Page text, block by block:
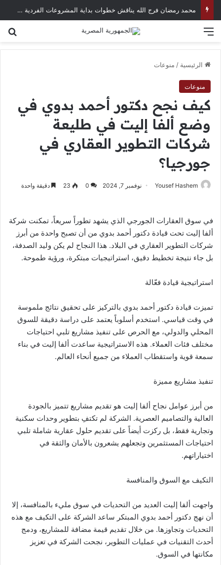
محمد رمضان فرج الله يناقش خطوات بداية المشروعات الفردية في العصر الرقمي
الرئيسية / منوعات
منوعات
كيف نجح دكتور أحمد بدوي في
وضع ألفا إليت في طليعة
شركات التطوير العقاري في
جورجيا؟
Yousef Hashem نوفمبر 7, 2024 0
23 دقيقة واحدة
في سوق العقارات الجورجي الذي يشهد تطوراً سريعاً، تمكنت شركة
ألفا إليت تحت قيادة دكتور أحمد بدوي من أن تصبح واحدة من أبرز
شركات التطوير العقاري في البلاد. هذا النجاح لم يكن وليد الصدفة،
بل جاء نتيجة تخطيط دقيق، استراتيجيات مبتكرة، ورؤية طموحة.
استراتيجية قيادة فعّالة
تميزت قيادة دكتور أحمد بدوي بالتركيز على تحقيق نتائج ملموسة
في وقت قياسي. استخدم أسلوباً يعتمد على دراسة دقيقة للسوق
المحلي والدولي، مع الحرص على تنفيذ مشاريع تلبي احتياجات
مختلف فئات العملاء. هذه الاستراتيجية ساعدت ألفا إليت في بناء
سمعة قوية واستقطاب العملاء من جميع أنحاء العالم.
تنفيذ مشاريع مميزة
من أبرز عوامل نجاح ألفا إليت هو تقديم مشاريع تتميز بالجودة
العالية والتصاميم العصرية. الشركة لم تكتفِ بتطوير وحدات سكنية
وتجارية فقط، بل ركزت أيضاً على تقديم حلول عقارية شاملة تلبي
احتياجات المستثمرين وتجعلهم يشعرون بالأمان والثقة في
اختياراتهم.
التكيف مع السوق والمنافسة
واجهت ألفا إليت العديد من التحديات في سوق مليء بالمنافسة، إلا
أن نهج دكتور أحمد بدوي المبتكر ساعد الشركة على التكيف مع هذه
التحديات وتجاوزها. من خلال تقديم قيمة مضافة للمشاريع، ودمج
أحدث التقنيات في عمليات التطوير، نجحت الشركة في تعزيز
مكانتها في السوق.